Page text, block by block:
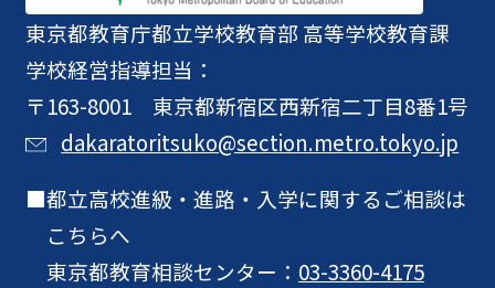
東京都教育庁都立学校教育部 高等学校教育課
学校経営指導担当：
〒163-8001 東京都新宿区西新宿二丁目8番1号
dakaratoritsuko@section.metro.tokyo.jp
都立高校進級・進路・入学に関するご相談は
こちらへ
東京都教育相談センター： 03-3360-4175